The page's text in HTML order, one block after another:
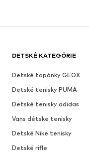
DETSKÉ KATEGÓRIE
Detské topánky GEOX
Detské tenisky PUMA
Detské tenisky adidas
Vans détske tenisky
Detské Nike tenisky
Detské rifle